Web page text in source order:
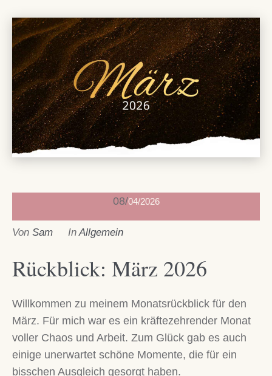
08 04/2026
Von Sam InAllgemein
Rückblick: März 2026
Willkommen zu meinem Monatsrückblick für den
März. Für mich war es ein kräftezehrender Monat
voller Chaos und Arbeit. Zum Glück gab es auch
einige unerwartet schöne Momente, die für ein
bisschen Ausgleich gesorgt haben.